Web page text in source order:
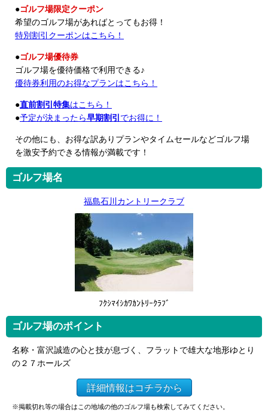
●ゴルフ場限定クーポン
希望のゴルフ場があればとってもお得！
特別割引クーポンはこちら！
●ゴルフ場優待券
ゴルフ場を優待価格で利用できる♪
優待券利用のお得なプランはこちら！
●直前割引特集はこちら！
●予定が決まったら早期割引 でお得に！
その他にも、お得な訳ありプランやタイムセールなどゴルフ場
を激安予約できる情報が満載です！
ゴルフ場名
福島石川カントリークラブ
ﾌｸｼﾏｲｼｶﾜｶﾝﾄﾘｰｸﾗﾌﾞ
ゴルフ場のポイント
名称・富沢誠造の心と技が息づく、フラットで雄大な地形ゆとり
の２７ホールズ
詳細情報はコチラから
※掲載切れ等の場合はこの地域の他のゴルフ場も検索してみてください。